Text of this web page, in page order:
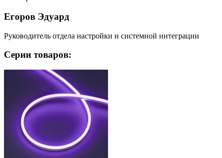
Егоров Эдуард
Руководитель отдела настройки и системной интеграции
Серии товаров: